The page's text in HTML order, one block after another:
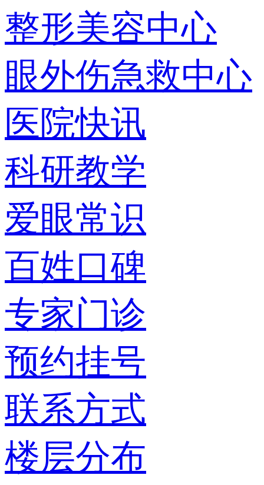
整形美容中心
眼外伤急救中心
医院快讯
科研教学
爱眼常识
百姓口碑
专家门诊
预约挂号
联系方式
楼层分布